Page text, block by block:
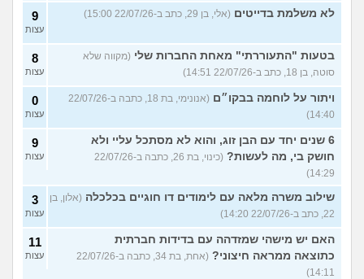
לא משלמת בדייטים (אלי, בן 29, כתב ב-22/07/26 15:00) 9
עצות
בטעות "התעוררתי" מאחת החברות שלי (מקווה שלא
סוטה, בן 18, כתב ב-22/07/26 14:51)
8
עצות
ויתור על לוחמה בבקו״ם
(אנונימי, בת 18, כתבה ב-22/07/26
14:40)
0
עצות
6 שנים יחד עם הבן זוג, והוא לא מסתכל עליי ולא
חושק בי, מה לעשות?
(כינוי, בת 26, כתבה ב-22/07/26
14:29)
9
עצות
שילוב משרה מלאה עם לימודים דו חוגיים בכלכלה (אלון, בן
22, כתב ב-22/07/26 14:20)
3
עצות
האם יש מישהי שמזדהה עם בדידות חברתית
כתוצאה ממראה חיצוני?
(אחת, בת 34, כתבה ב-22/07/26
14:11)
11
עצות